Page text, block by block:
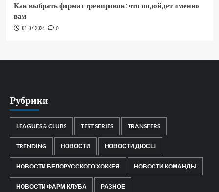
Как выбрать формат тренировок: что подойдет именно
вам
01.07.2026 0
Рубрики
LEAGUES & CLUBS TEST SERIES TRANSFERS
TRENDING НОВОСТИ НОВОСТИ ДЮСШ
НОВОСТИ БЕЛОРУССКОГО ХОККЕЯ НОВОСТИ КОМАНДЫ
НОВОСТИ ФАРМ-КЛУБА РАЗНОЕ